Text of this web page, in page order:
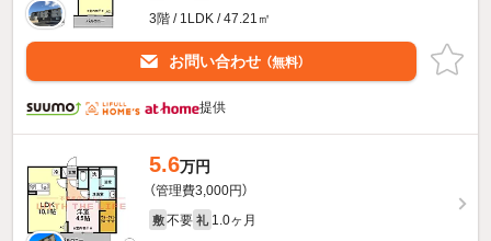
3階 / 1LDK / 47.21㎡
お問い合わせ （無料）
提供
5.6万円
（管理費3,000円）
敷 不要 礼 1.0ヶ月